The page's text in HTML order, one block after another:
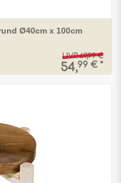
Ø40cm x 100cm
UVP 69,99 €
54,99 € *